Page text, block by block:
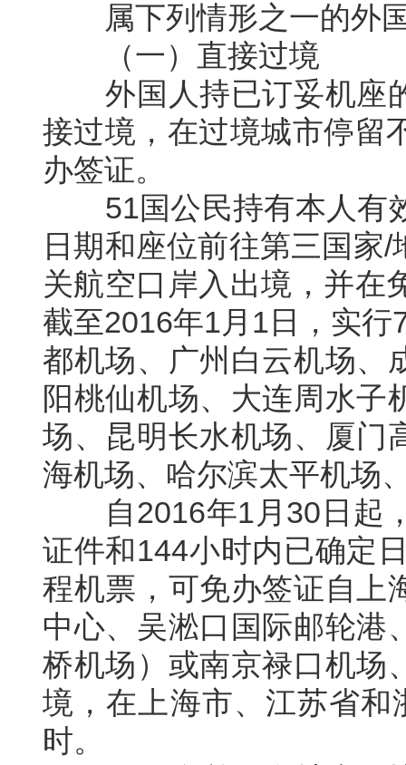
属下列情形之一的外国
（一）直接过境
外国人持已订妥机座
接过境，在过境城市停留
办签证。
51国公民持有本人有
日期和座位前往第三国家
关航空口岸入出境，并在
截至2016年1月1日，实
都机场、广州白云机场、
阳桃仙机场、大连周水子
场、昆明长水机场、厦门
海机场、哈尔滨太平机场
自2016年1月30日起，
证件和144小时内已确定
程机票，可免办签证自上
中心、吴淞口国际邮轮港
桥机场）或南京禄口机场
境，在上海市、江苏省
时。